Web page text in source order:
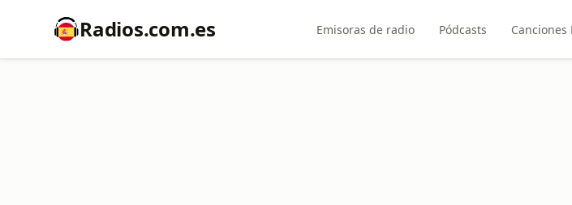
Radios.com.es Emisoras de radio Pódcasts Canciones